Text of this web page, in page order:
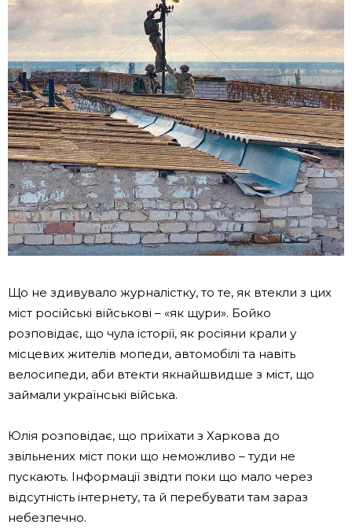
Що не здивувало журналістку, то те, як втекли з цих
міст російські військові – «як щури». Бойко
розповідає, що чула історії, як росіяни крали у
місцевих жителів мопеди, автомобілі та навіть
велосипеди, аби втекти якнайшвидше з міст, що
займали українські війська.
Юлія розповідає, що приїхати з Харкова до
звільнених міст поки що неможливо – туди не
пускають. Інформації звідти поки що мало через
відсутність інтернету, та й перебувати там зараз
небезпечно.